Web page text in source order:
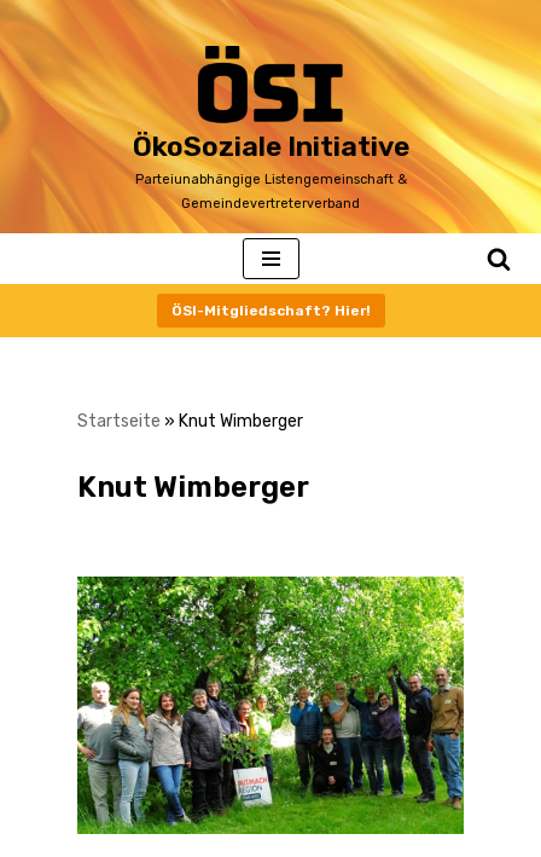
Zum
Inhalt
ÖkoSoziale Initiative
Parteiunabhängige Listengemeinschaft &
Gemeindevertreterverband
ÖSI-Mitgliedschaft? Hier!
Startseite » Knut Wimberger
Knut Wimberger